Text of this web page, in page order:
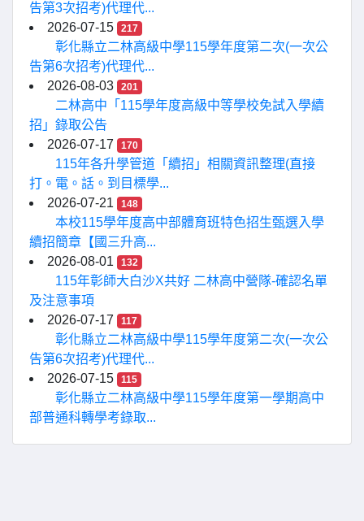
告第3次招考)代理代...
2026-07-15
217
彰化縣立二林高級中學115學年度第二次(一次公
告第6次招考)代理代...
2026-08-03
201
二林高中「115學年度高級中等學校免試入學續
招」錄取公告
2026-07-17
170
115年各升學管道「續招」相關資訊整理(直接
打。電。話。到目標學...
2026-07-21
148
本校115學年度高中部體育班特色招生甄選入學
續招簡章【國三升高...
2026-08-01
132
115年彰師大白沙X共好 二林高中營隊-確認名單
及注意事項
2026-07-17
117
彰化縣立二林高級中學115學年度第二次(一次公
告第6次招考)代理代...
2026-07-15
115
彰化縣立二林高級中學115學年度第一學期高中
部普通科轉學考錄取...